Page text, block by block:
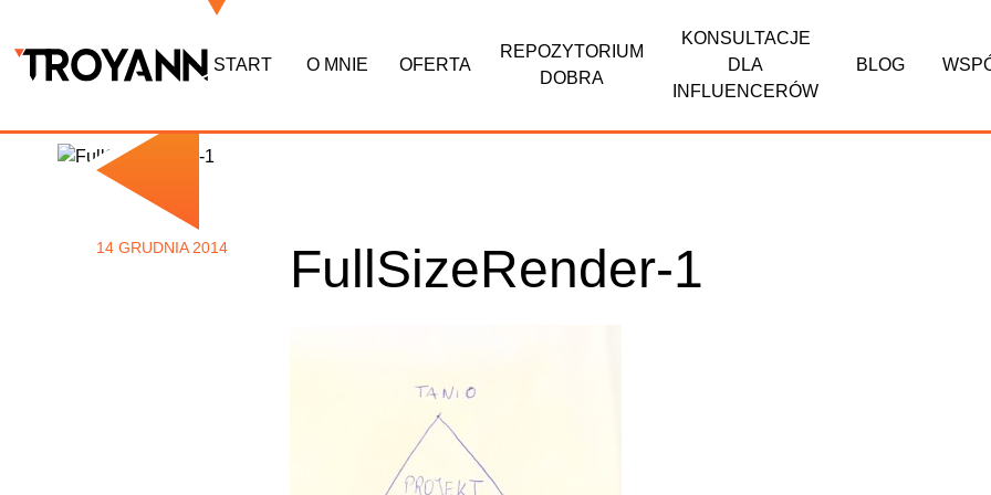
START O MNIE OFERTA
REPOZYTORIUM
DOBRA
KONSULTACJE
DLA
INFLUENCERÓW
BLOG
14 GRUDNIA 2014 FullSizeRender-1